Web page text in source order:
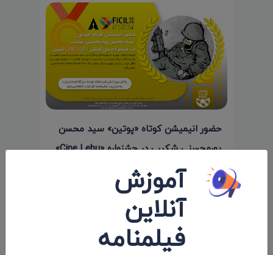
حضور انیمیشن کوتاه «پوتین» سید محسن
پورمحسنی شکیب در جشنواره «Cine Lebu»
شیلی
۱۴۰۰/۱۱/۱۳ آموزش
آنلاین
فیلمنامه